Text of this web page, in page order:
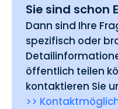
Sie sind schon
Dann sind Ihre
spezifisch oder
öffentlich teilen
kontaktieren Sie
>>